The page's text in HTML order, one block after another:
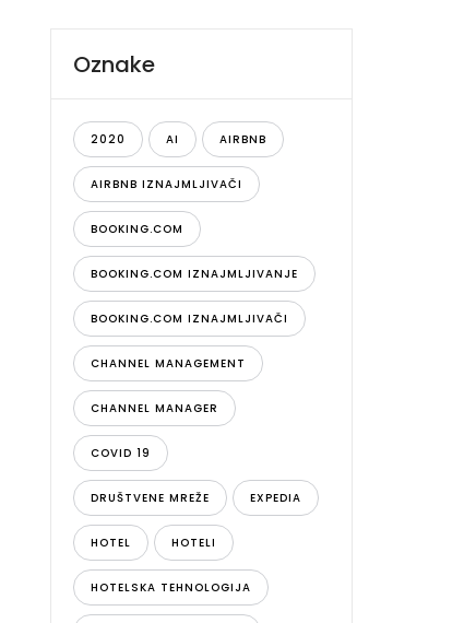
Oznake
2020 AI AIRBNB
AIRBNB IZNAJMLJIVAČI
BOOKING.COM
BOOKING.COM IZNAJMLJIVANJE
BOOKING.COM IZNAJMLJIVAČI
CHANNEL MANAGEMENT
CHANNEL MANAGER
COVID 19
DRUŠTVENE MREŽE EXPEDIA
HOTEL HOTELI
HOTELSKA TEHNOLOGIJA